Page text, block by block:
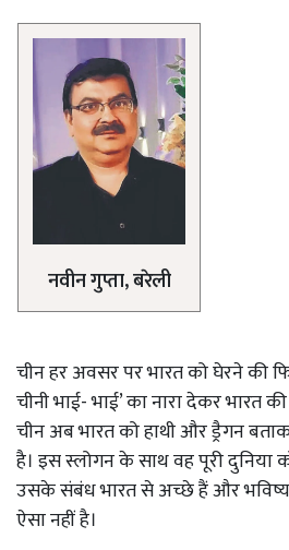
नवीन गुप्ता, बरेली
चीन हर अवसर पर भारत को घेरने की
चीनी भाई- भाई’ का नारा देकर भारत
चीन अब भारत को हाथी और ड्रैगन
है। इस स्लोगन के साथ वह पूरी दुनिया
उसके संबंध भारत से अच्छे हैं और
ऐसा नहीं है।